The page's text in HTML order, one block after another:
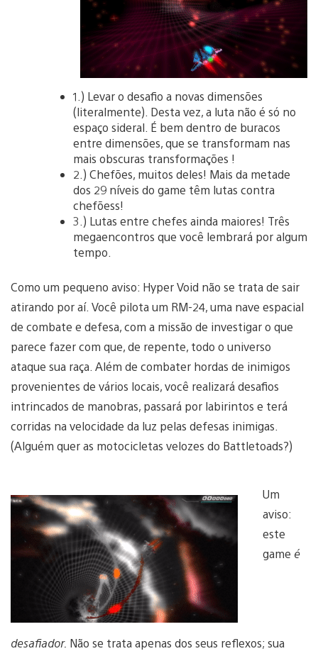
1.) Levar o desafio a novas dimensões
(literalmente). Desta vez, a luta não é só no
espaço sideral. É bem dentro de buracos
entre dimensões, que se transformam nas
mais obscuras transformações !
2.) Chefões, muitos deles! Mais da metade
dos 29 níveis do game têm lutas contra
chefõess!
3.) Lutas entre chefes ainda maiores! Três
megaencontros que você lembrará por algum
tempo.
Como um pequeno aviso: Hyper Void não se trata de sair
atirando por aí. Você pilota um RM-24, uma nave espacial
de combate e defesa, com a missão de investigar o que
parece fazer com que, de repente, todo o universo
ataque sua raça. Além de combater hordas de inimigos
provenientes de vários locais, você realizará desafios
intrincados de manobras, passará por labirintos e terá
corridas na velocidade da luz pelas defesas inimigas.
(Alguém quer as motocicletas velozes do Battletoads?)
Um
aviso:
este
game é
desafiador. Não se trata apenas dos seus reflexos; sua